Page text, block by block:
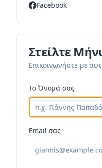
Facebook
Στείλτε
Επικοινωνήστε με
Το Όνομά σας
Email σας